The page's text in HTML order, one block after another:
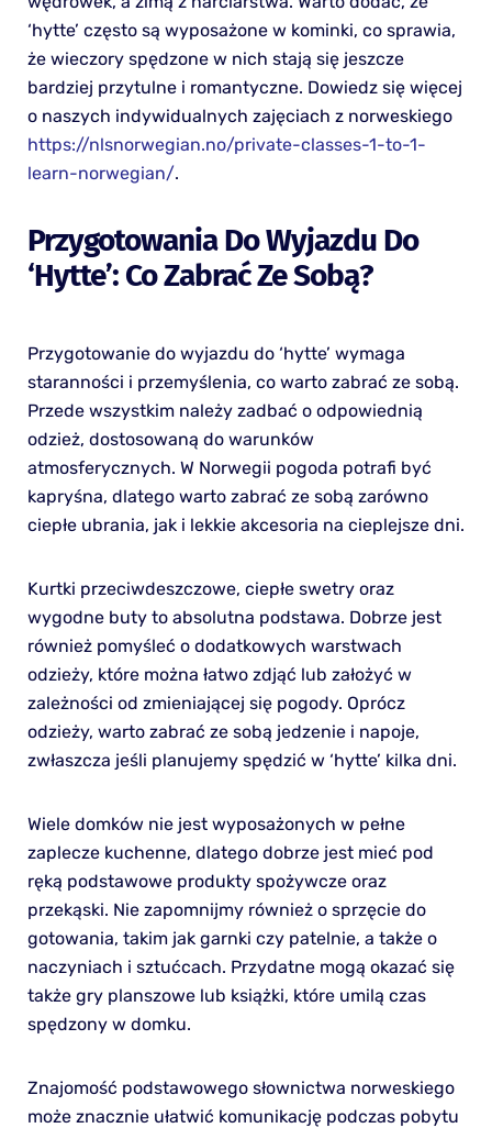
‘hytte’ często są wyposażone w kominki, co sprawia,
że wieczory spędzone w nich stają się jeszcze
bardziej przytulne i romantyczne. Dowiedz się więcej
o naszych indywidualnych zajęciach z norweskiego
https://nlsnorwegian.no/private-classes-1-to-1-
learn-norwegian/.
Przygotowania Do Wyjazdu Do
‘hytte’: Co Zabrać Ze Sobą?
Przygotowanie do wyjazdu do ‘hytte’ wymaga
staranności i przemyślenia, co warto zabrać ze sobą.
Przede wszystkim należy zadbać o odpowiednią
odzież, dostosowaną do warunków
atmosferycznych. W Norwegii pogoda potrafi być
kapryśna, dlatego warto zabrać ze sobą zarówno
ciepłe ubrania, jak i lekkie akcesoria na cieplejsze dni.
Kurtki przeciwdeszczowe, ciepłe swetry oraz
wygodne buty to absolutna podstawa. Dobrze jest
również pomyśleć o dodatkowych warstwach
odzieży, które można łatwo zdjąć lub założyć w
zależności od zmieniającej się pogody. Oprócz
odzieży, warto zabrać ze sobą jedzenie i napoje,
zwłaszcza jeśli planujemy spędzić w ‘hytte’ kilka dni.
Wiele domków nie jest wyposażonych w pełne
zaplecze kuchenne, dlatego dobrze jest mieć pod
ręką podstawowe produkty spożywcze oraz
przekąski. Nie zapomnijmy również o sprzęcie do
gotowania, takim jak garnki czy patelnie, a także o
naczyniach i sztućcach. Przydatne mogą okazać się
także gry planszowe lub książki, które umilą czas
spędzony w domku.
Znajomość podstawowego słownictwa norweskiego
może znacznie ułatwić komunikację podczas pobytu